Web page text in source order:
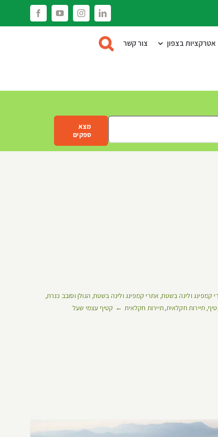
LinkedIn
Instagram
YouTube
Facebook
אטרקציות בצפון צור קשר
מצא
ספקים
קמפינג ולינה בשטח אתרי קמפינג ולינה בשטח הגולן וסובב כנרת
תיירות חקלאית תיירות חקלאית קטיף עצמי שעל